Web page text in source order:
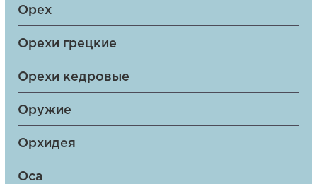
Орех
Орехи грецкие
Орехи кедровые
Оружие
Орхидея
Оса